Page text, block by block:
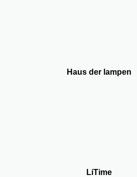
Haus der lampen
LiTime